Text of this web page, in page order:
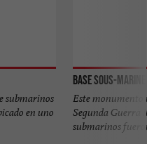
submarinos
en uno
Base sous-marine
Este monumento
Segunda Guerra
submarinos